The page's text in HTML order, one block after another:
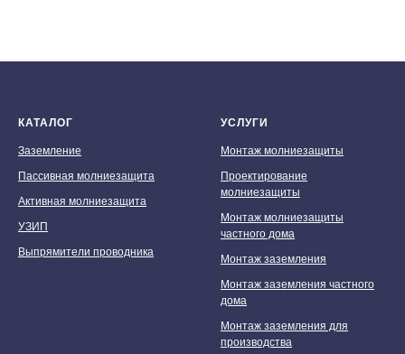
КАТАЛОГ
Заземление
Пассивная молниезащита
Активная молниезащита
УЗИП
Выпрямители проводника
УСЛУГИ
Монтаж молниезащиты
Проектирование
молниезащиты
Монтаж молниезащиты
частного дома
Монтаж заземления
Монтаж заземления частного
дома
Монтаж заземления для
производства